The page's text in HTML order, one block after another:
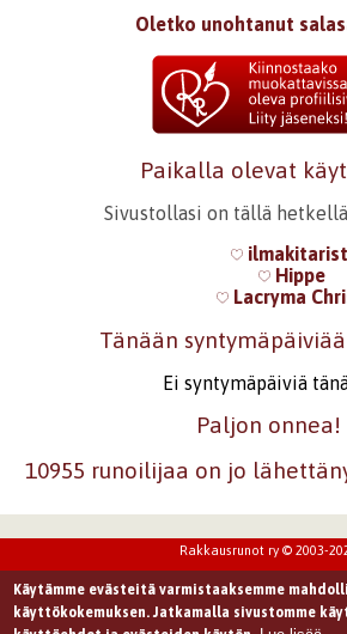
Oletko unohtanut
Paikalla olevat
Sivustollasi on tällä
Hippe
Lacryma
Tänään
Ei syntymäpäiviä
Paljon onnea!
10955 runoilijaa on jo
Rakkausrunot ry © 2003-
Käytämme evästeitä varmistaaksemme
käyttökokemuksen. Jatkamalla sivustomme